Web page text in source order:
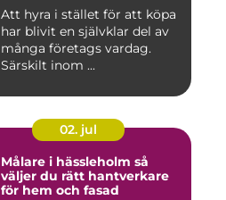
Att hyra i stället för att köpa
har blivit en självklar del av
många företags vardag.
Särskilt inom ...
02. jul
Målare i hässleholm så
väljer du rätt hantverkare
för hem och fasad